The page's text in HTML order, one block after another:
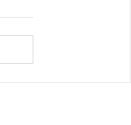
Des photos d'Héléne (ex-